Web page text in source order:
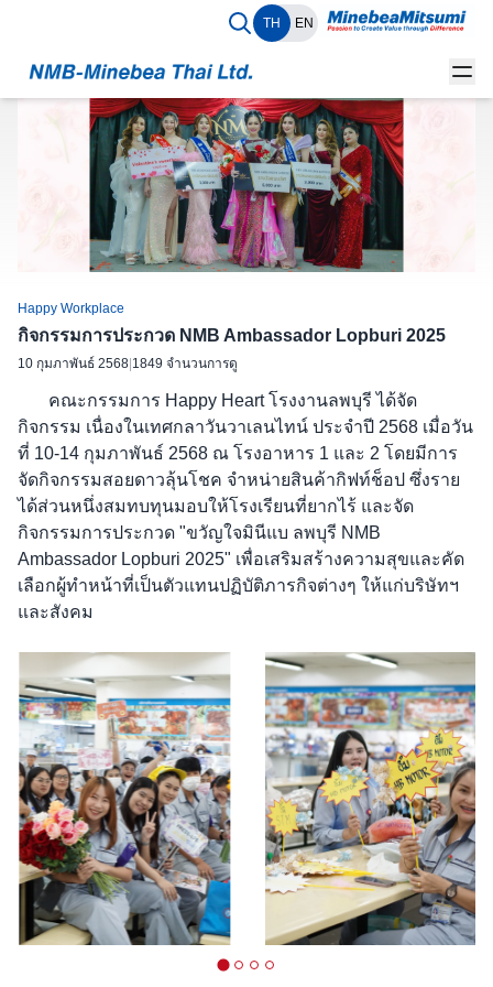
TH EN
Happy Workplace
กิจกรรมการประกวด NMB Ambassador Lopburi 2025
10 กุมภาพันธ์ 2568 1849 จำนวนการดู
คณะกรรมการ Happy Heart โรงงานลพบุรี ได้จัด
กิจกรรม เนื่องในเทศกลาวันวาเลนไทน์ ประจำปี 2568 เมื่อวัน
ที่ 10-14 กุมภาพันธ์ 2568 ณ โรงอาหาร 1 และ 2 โดยมีการ
จัดกิจกรรมสอยดาวลุ้นโชค จำหน่ายสินค้ากิฟท์ช็อป ซึ่งราย
ได้ส่วนหนึ่งสมทบทุนมอบให้โรงเรียนที่ยากไร้ และจัด
กิจกรรมการประกวด "ขวัญใจมินีแบ ลพบุรี NMB
Ambassador Lopburi 2025" เพื่อเสริมสร้างความสุขและคัด
เลือกผู้ทำหน้าที่เป็นตัวแทนปฏิบัติภารกิจต่างๆ ให้แก่บริษัทฯ
และสังคม